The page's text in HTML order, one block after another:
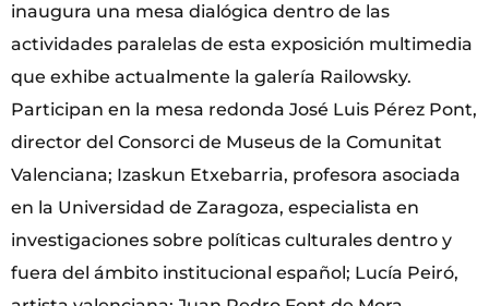
inaugura una mesa dialógica dentro de las
actividades paralelas de esta exposición multimedia
que exhibe actualmente la galería Railowsky.
Participan en la mesa redonda José Luis Pérez Pont,
director del Consorci de Museus de la Comunitat
Valenciana; Izaskun Etxebarria, profesora asociada
en la Universidad de Zaragoza, especialista en
investigaciones sobre políticas culturales dentro y
fuera del ámbito institucional español; Lucía Peiró,